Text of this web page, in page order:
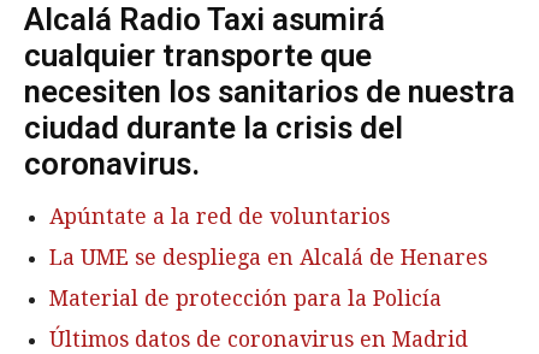
Alcalá Radio Taxi asumirá
cualquier transporte que
necesiten los sanitarios de nuestra
ciudad durante la crisis del
coronavirus.
Apúntate a la red de voluntarios
La UME se despliega en Alcalá de Henares
Material de protección para la Policía
Últimos datos de coronavirus en Madrid